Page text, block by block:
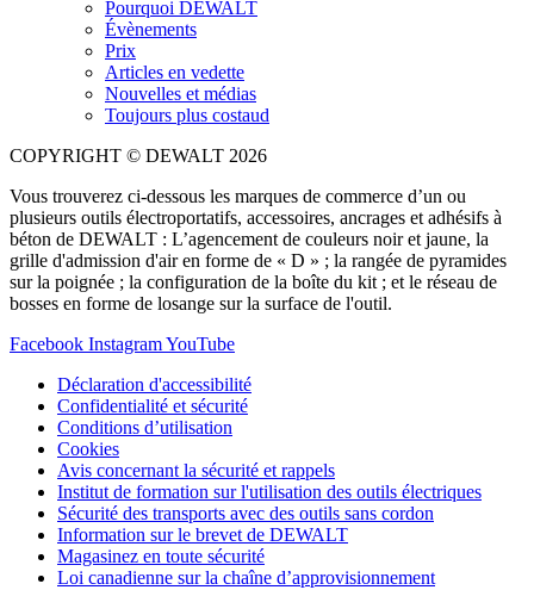
Pourquoi DEWALT
Évènements
Prix
Articles en vedette
Nouvelles et médias
Toujours plus costaud
COPYRIGHT © DEWALT 2026
Vous trouverez ci-dessous les marques de commerce d’un ou
plusieurs outils électroportatifs, accessoires, ancrages et adhésifs à
béton de DEWALT : L’agencement de couleurs noir et jaune, la
grille d'admission d'air en forme de « D » ; la rangée de pyramides
sur la poignée ; la configuration de la boîte du kit ; et le réseau de
bosses en forme de losange sur la surface de l'outil.
Facebook InstagramYouTube
Déclaration d'accessibilité
Confidentialité et sécurité
Conditions d’utilisation
Cookies
Avis concernant la sécurité et rappels
Institut de formation sur l'utilisation des outils électriques
Sécurité des transports avec des outils sans cordon
Information sur le brevet de DEWALT
Magasinez en toute sécurité
Loi canadienne sur la chaîne d’approvisionnement